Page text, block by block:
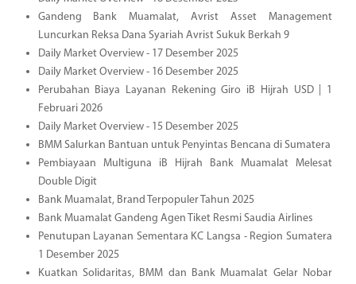
Gandeng Bank Muamalat, Avrist Asset Management
Luncurkan Reksa Dana Syariah Avrist Sukuk Berkah 9
Daily Market Overview - 17 Desember 2025
Daily Market Overview - 16 Desember 2025
Perubahan Biaya Layanan Rekening Giro iB Hijrah USD | 1
Februari 2026
Daily Market Overview - 15 Desember 2025
BMM Salurkan Bantuan untuk Penyintas Bencana di Sumatera
Pembiayaan Multiguna iB Hijrah Bank Muamalat Melesat
Double Digit
Bank Muamalat, Brand Terpopuler Tahun 2025
Bank Muamalat Gandeng Agen Tiket Resmi Saudia Airlines
Penutupan Layanan Sementara KC Langsa - Region Sumatera
1 Desember 2025
Kuatkan Solidaritas, BMM dan Bank Muamalat Gelar Nobar